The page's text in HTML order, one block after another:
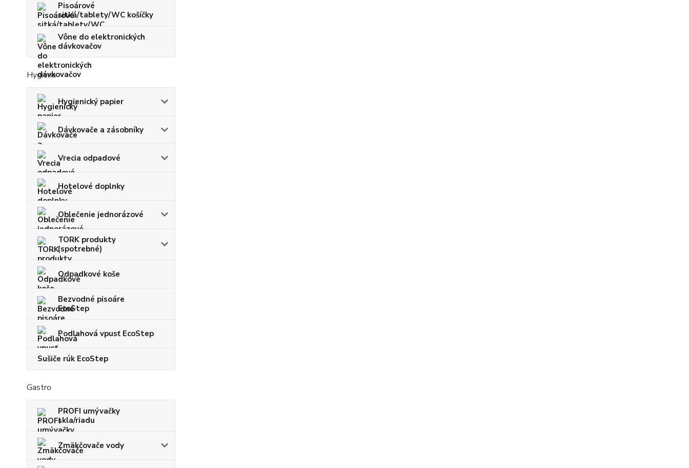
Pisoárové
sitká/tablety/WC košíčky
Vône do elektronických
dávkovačov
Hygiena
Hygienický papier
Dávkovače a zásobníky
Vrecia odpadové
Hotelové doplnky
Oblečenie jednorázové
TORK produkty
(spotrebné)
Odpadkové koše
Bezvodné pisoáre
EcoStep
Podlahová vpusť EcoStep
Sušiče rúk EcoStep
Gastro
PROFI umývačky
skla/riadu
Zmäkčovače vody